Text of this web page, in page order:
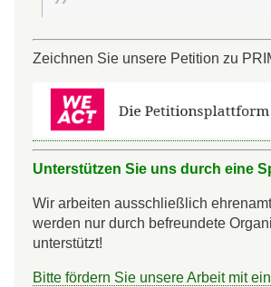
Zeichnen Sie unsere Petition zu
Unterstützen Sie uns durch eine
Wir arbeiten ausschließlich
werden nur durch befreundete
unterstützt!
Bitte fördern Sie unsere Arbeit mit